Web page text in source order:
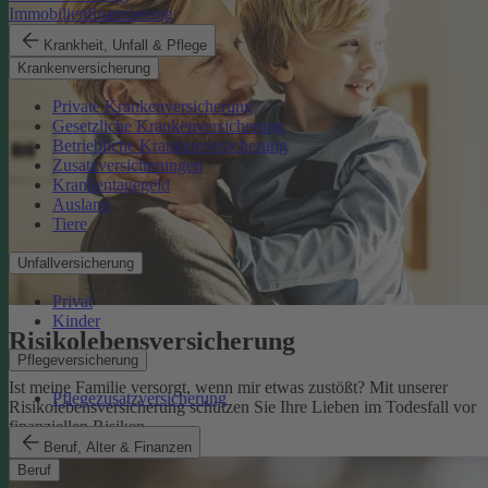
Immobilienfinanzierung
Krankheit, Unfall & Pflege
Krankenversicherung
Private Krankenversicherung
Gesetzliche Krankenversicherung
Betriebliche Krankenversicherung
Zusatzversicherungen
Krankentagegeld
Ausland
Tiere
Unfallversicherung
Privat
Kinder
Pflegeversicherung
Pflegezusatzversicherung
Beruf, Alter & Finanzen
Beruf
Risikolebens­versicherung
Ist meine Familie versorgt, wenn mir etwas zustößt? Mit unserer
Risikolebensversicherung schützen Sie Ihre Lieben im Todesfall vor
finanziellen Risiken.
Risikolebensversicherung